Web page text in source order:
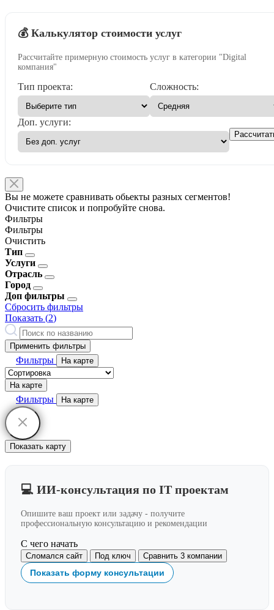
💰 Калькулятор стоимости услуг
Рассчитайте примерную стоимость услуг в категории "Digital
компания"
Тип проекта: Сложность:
Доп. услуги:
Вы не можете сравнивать обьекты разных сегментов!
Очистите список и попробуйте снова.
Фильтры
Фильтры
Очистить
Тип
Услуги
Отрасль
Город
Доп фильтры
Сбросить фильтры
Показать (2)
Применить фильтры
Фильтры На карте
На карте
Фильтры На карте
Показать карту
💻 ИИ-консультация по IT проектам
Опишите ваш проект или задачу - получите
профессиональную консультацию и рекомендации
С чего начать
Сломался сайт Под ключ Сравнить 3 компании
Показать форму консультации